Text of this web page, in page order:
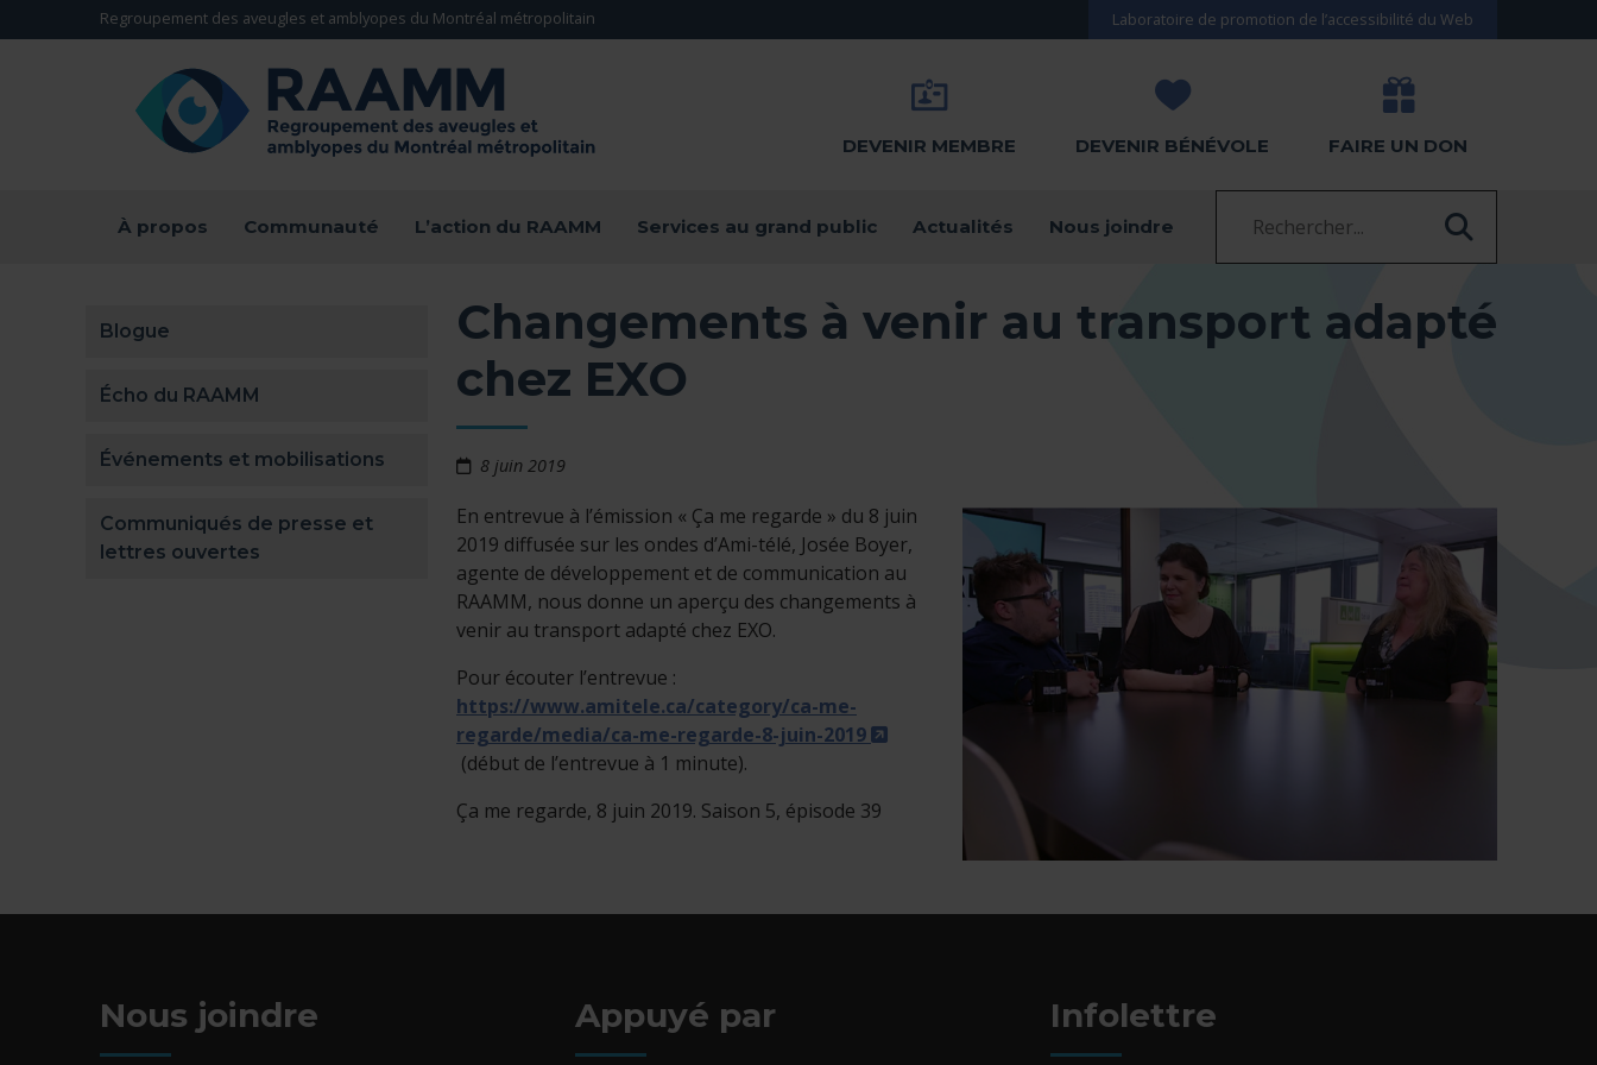
Aller directement au contenu
Regroupement des aveugles et amblyopes du Montréal métropolitain Laboratoire de promotion de l’accessibilité du Web
DEVENIR MEMBRE DEVENIR BÉNÉVOLE FAIRE UN DON
À propos Communauté L’action du RAAMM Services au grand public Actualités Nous joindre
Blogue
Écho du RAAMM
Événements et mobilisations
Communiqués de presse et
lettres ouvertes
Changements à venir au transport adapté
chez EXO
8 juin 2019
En entrevue à l’émission « Ça me regarde » du 8 juin
2019 diffusée sur les ondes d’Ami-télé, Josée Boyer,
agente de développement et de communication au
RAAMM, nous donne un aperçu des changements à
venir au transport adapté chez EXO.
Pour écouter l’entrevue :
https://www.amitele.ca/category/ca-me-
regarde/media/ca-me-regarde-8-juin-2019
- Cet hyperlien s'ouvrira dans une nouvelle fenêtre.
(début de l’entrevue à 1 minute).
Ça me regarde, 8 juin 2019. Saison 5, épisode 39
Nous joindre Appuyé par Infolettre